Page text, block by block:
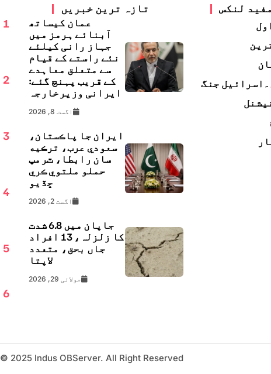
مفید لنکس
جنگ
تازہ ترین خبریں
عمان کیساتھ
آبنائے ہرمز میں
جہاز رانی کیلئے
نئے راستے کے قیام
سے متعلق معاہدے
کے قریب پہنچ گئے:
ایرانی وزیرخارجہ
اگست 8, 2026
ايران جا پاڪستان،
سعودي عرب، ترڪيه
سان رابطا، ٽرمپ
حملو ملتوي ڪري
ڇڏيو
اگست 2, 2026
جاپان میں 6.8 شدت
کا زلزلہ، 13 افراد
جاں بحق، متعدد
لاپتا
جولائی 29, 2026
1
2
3
4
5
6
© 2025 Indus OBServer. All Right Reserved